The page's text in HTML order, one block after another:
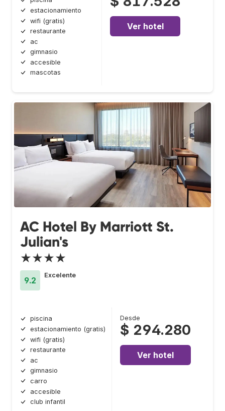
estacionamiento
wifi (gratis)
restaurante
ac
gimnasio
accesible
mascotas
Ver hotel
AC Hotel By Marriott St.
Julian's
★★★★
9.2
Excelente
piscina
estacionamiento (gratis)
wifi (gratis)
restaurante
ac
gimnasio
carro
accesible
club infantil
Desde
$ 294.280
Ver hotel